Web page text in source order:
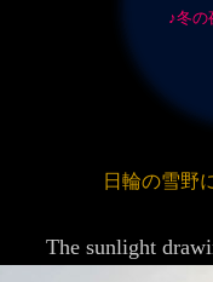
♪冬の
日輪の雪
The sunlight